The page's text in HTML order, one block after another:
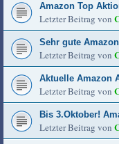
Amazon Top
Letzter Beitrag von
Sehr gute
Letzter Beitrag von
Aktuelle Amazon
Letzter Beitrag von
Bis 3.Oktober!
Letzter Beitrag von